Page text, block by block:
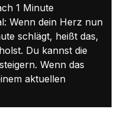
1 Minute
Wenn dein Herz nun
schlägt, heißt das,
Du kannst die
Wenn das
aktuellen